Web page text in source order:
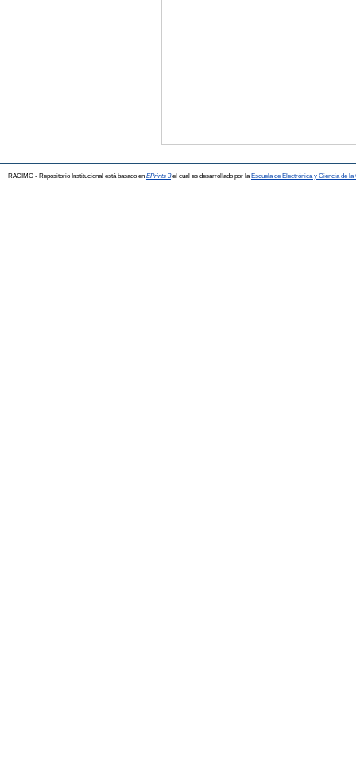
RACIMO - Repositorio Institucional está basado en EPrints 3el cual es desarrollado por la Escuela de Electrónica y Ciencia de la